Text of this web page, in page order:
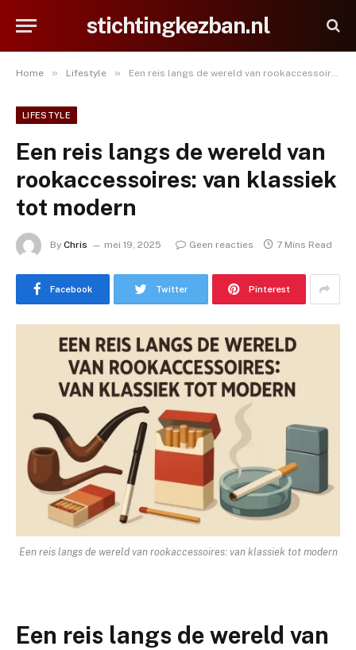
stichtingkezban.nl
Home » Lifestyle » Een reis langs de wereld van rookaccessoires: van klassiek tot modern
LIFESTYLE
Een reis langs de wereld van
rookaccessoires: van klassiek
tot modern
By Chris mei 19, 2025 Geen reacties 7 Mins Read
Facebook Twitter Pinterest
Een reis langs de wereld van rookaccessoires: van klassiek tot modern
Een reis langs de wereld van